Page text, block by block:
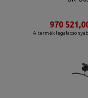
A termék
970